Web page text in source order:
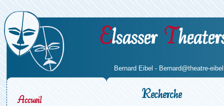
Elsasser T
Bernard Eibel - Bernard@theatre-
Accueil
Recherche